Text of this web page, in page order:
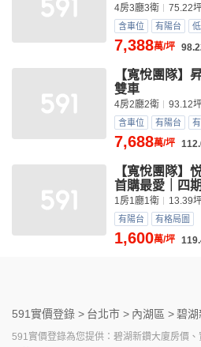
4房3廳3衛 75.22
含車位 有陽台
7,388萬/坪
【寬悅團隊】
雙車
4房2廳2衛 93.12
含車位 有陽台
7,688萬/坪
【寬悅團隊】
首購最愛｜四
1房1廳1衛 13.39
有陽台 有格局圖
1,600萬/坪
591實價登錄 > 台北市 > 內湖區 >碧湖
591實價登錄為您提供：碧湖新鑽大廈房價